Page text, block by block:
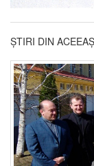
ȘTIRI DIN